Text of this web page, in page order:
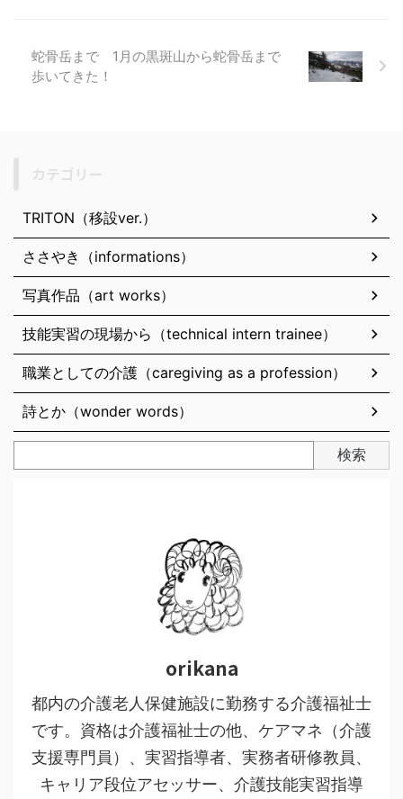
蛇骨岳まで 1月の黒斑山から蛇骨岳まで
歩いてきた！
TRITON（移設ver.）
ささやき（informations）
写真作品（art works）
技能実習の現場から（technical intern trainee）
職業としての介護（caregiving as a profession）
詩とか（wonder words）
検索
orikana
都内の介護老人保健施設に勤務する介護福祉士
です。資格は介護福祉士の他、ケアマネ（介護
支援専門員）、実習指導者、実務者研修教員、
キャリア段位アセッサー、介護技能実習指導